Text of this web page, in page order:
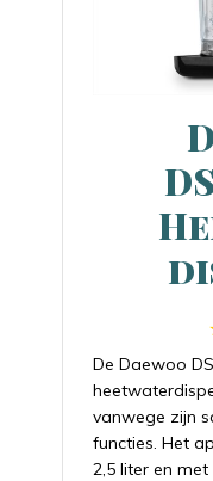
De Daewoo
vanwege zijn
functies. Het
2,5 liter en